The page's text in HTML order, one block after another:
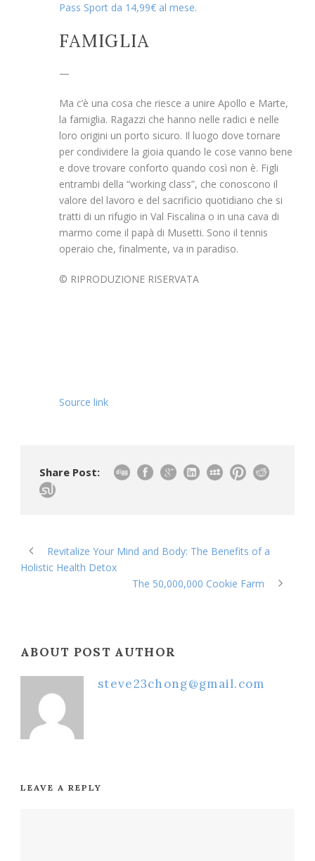
Pass Sport da 14,99€ al mese.
FAMIGLIA
—
Ma c’è una cosa che riesce a unire Apollo e Marte,
la famiglia. Ragazzi che hanno nelle radici e nelle
loro origini un porto sicuro. Il luogo dove tornare
per condividere la gioia quando le cose vanno bene
e dove trovare conforto quando così non è. Figli
entrambi della “working class”, che conoscono il
valore del lavoro e del sacrificio quotidiano che si
tratti di un rifugio in Val Fiscalina o in una cava di
marmo come il papà di Musetti. Sono il tennis
operaio che, finalmente, va in paradiso.
© RIPRODUZIONE RISERVATA
Source link
Share Post:
Revitalize Your Mind and Body: The Benefits of a
Holistic Health Detox
The 50,000,000 Cookie Farm
ABOUT POST AUTHOR
steve23chong@gmail.com
LEAVE A REPLY